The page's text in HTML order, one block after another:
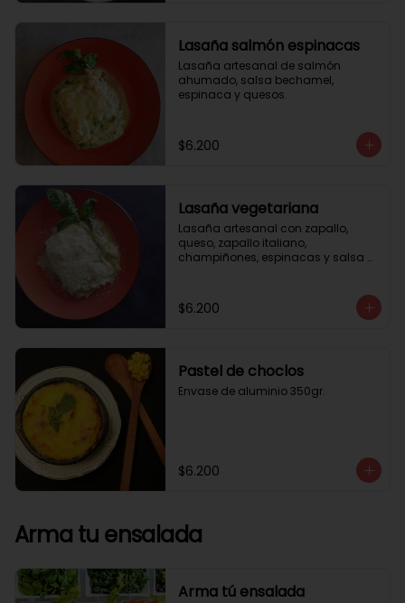
Lasaña salmón espinacas
Lasaña artesanal de salmón
ahumado, salsa bechamel,
espinaca y quesos.
$6.200
Lasaña vegetariana
Lasaña artesanal con zapallo,
queso, zapallo italiano,
champiñones, espinacas y salsa
$6.200
Pastel de choclos
Envase de aluminio 350gr.
$6.200
Arma tu ensalada
Arma tú ensalada